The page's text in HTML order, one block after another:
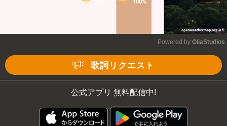
Powered by GliaStudios
歌詞リクエスト
公式アプリ 無料配信中!